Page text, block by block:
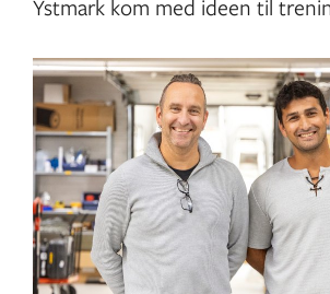
Ystmark kom med ideen til